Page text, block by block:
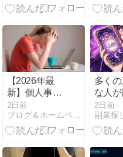
ているなら、
と、戦う場所
を完全に間違
え
とサ
【2026年最
新】個人事業
主のホームペ
ージ維持費の
相場は？月額
る失敗しない
2日前
ブログ＆ホームページ活用術
多く
な人
思うよ
げな
自分
りない
2日前